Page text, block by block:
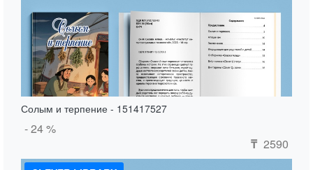
Солым и терпение - 151417527
- 24 %
₸ 2590